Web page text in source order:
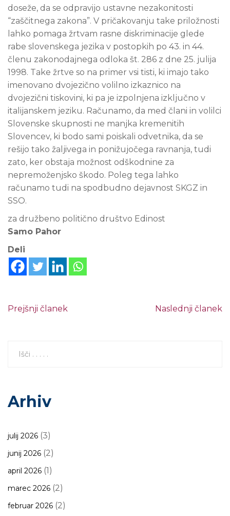
doseže, da se odpravijo ustavne nezakonitosti
“zaščitnega zakona”. V pričakovanju take priložnosti
lahko pomaga žrtvam rasne diskriminacije glede
rabe slovenskega jezika v postopkih po 43. in 44.
členu zakonodajnega odloka št. 286 z dne 25. julija
1998. Take žrtve so na primer vsi tisti, ki imajo tako
imenovano dvojezično volilno izkaznico na
dvojezični tiskovini, ki pa je izpolnjena izključno v
italijanskem jeziku. Računamo, da med člani in volilci
Slovenske skupnosti ne manjka kremenitih
Slovencev, ki bodo sami poiskali odvetnika, da se
rešijo tako žaljivega in ponižujočega ravnanja, tudi
zato, ker obstaja možnost odškodnine za
nepremoženjsko škodo. Poleg tega lahko
računamo tudi na spodbudno dejavnost SKGZ in
SSO.
za družbeno politično društvo Edinost
Samo Pahor
Deli
Prejšnji članek Naslednji članek
Arhiv
julij 2026 (3)
junij 2026 (2)
april 2026 (1)
marec 2026 (2)
februar 2026 (2)